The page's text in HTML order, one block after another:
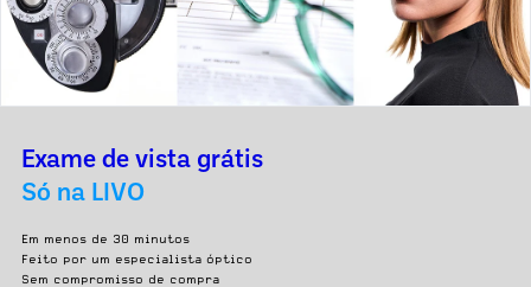
Exame de vista grátis
Só na LIVO
Em menos de 30 minutos
Feito por um especialista óptico
Sem compromisso de compra